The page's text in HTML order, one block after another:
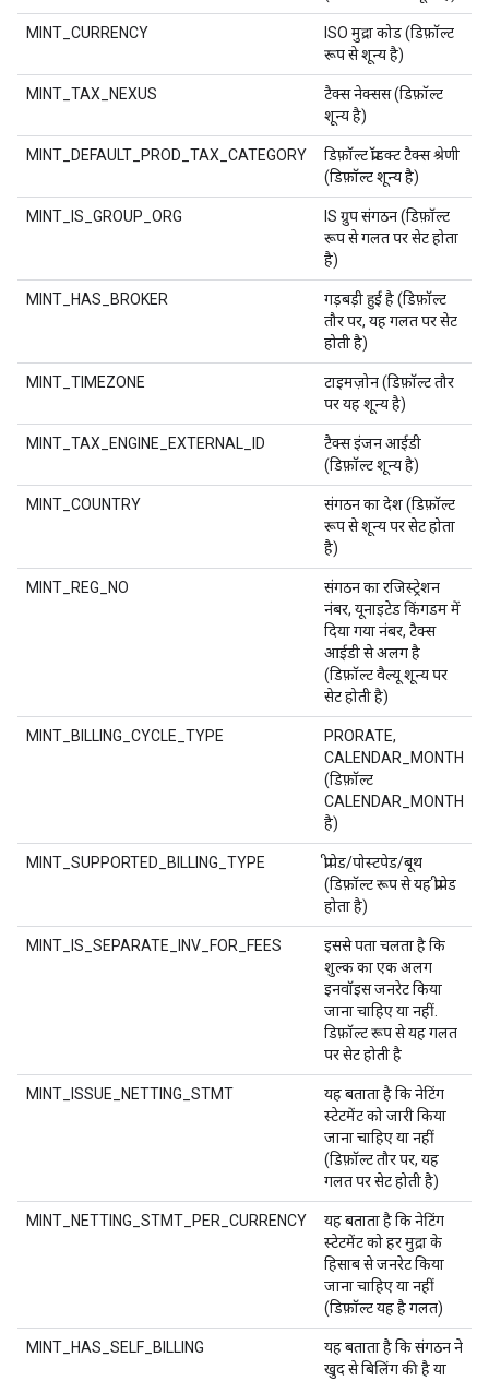
MINT_CURRENCY
ISO मुद्रा कोड (डिफ़ॉल्ट
रूप से शून्य है)
MINT_TAX_NEXUS
टैक्स नेक्सस (डिफ़ॉल्ट
शून्य है)
MINT_DEFAULT_PROD_TAX_CATEGORY
डिफ़ॉल्ट प्रॉडक्ट टैक्स श्रेणी
(डिफ़ॉल्ट शून्य है)
MINT_IS_GROUP_ORG
IS ग्रुप संगठन (डिफ़ॉल्ट
रूप से गलत पर सेट होता
है)
MINT_HAS_BROKER
गड़बड़ी हुई है (डिफ़ॉल्ट
तौर पर, यह गलत पर सेट
होती है)
MINT_TIMEZONE
टाइमज़ोन (डिफ़ॉल्ट तौर
पर यह शून्य है)
MINT_TAX_ENGINE_EXTERNAL_ID
टैक्स इंजन आईडी
(डिफ़ॉल्ट शून्य है)
MINT_COUNTRY
संगठन का देश (डिफ़ॉल्ट
रूप से शून्य पर सेट होता
है)
MINT_REG_NO
संगठन का रजिस्ट्रेशन
नंबर, यूनाइटेड किंगडम में
दिया गया नंबर, टैक्स
आईडी से अलग है
(डिफ़ॉल्ट वैल्यू शून्य पर
सेट होती है)
MINT_BILLING_CYCLE_TYPE
PRORATE,
CALENDAR_MONTH
(डिफ़ॉल्ट
CALENDAR_MONTH
है)
MINT_SUPPORTED_BILLING_TYPE
प्रीपेड/पोस्टपेड/बूथ
(डिफ़ॉल्ट रूप से यह प्रीपेड
होता है)
MINT_IS_SEPARATE_INV_FOR_FEES
इससे पता चलता है कि
शुल्क का एक अलग
इनवॉइस जनरेट किया
जाना चाहिए या नहीं.
डिफ़ॉल्ट रूप से यह गलत
पर सेट होती है
MINT_ISSUE_NETTING_STMT
यह बताता है कि नेटिंग
स्टेटमेंट को जारी किया
जाना चाहिए या नहीं
(डिफ़ॉल्ट तौर पर, यह
गलत पर सेट होती है)
MINT_NETTING_STMT_PER_CURRENCY
यह बताता है कि नेटिंग
स्टेटमेंट को हर मुद्रा के
हिसाब से जनरेट किया
जाना चाहिए या नहीं
(डिफ़ॉल्ट यह है गलत)
MINT_HAS_SELF_BILLING
यह बताता है कि संगठन ने
खुद से बिलिंग की है या